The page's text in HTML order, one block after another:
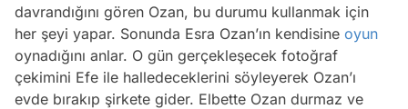
davrandığını gören Ozan, bu durumu kullanmak için
her şeyi yapar. Sonunda Esra Ozan’ın kendisine oyun
oynadığını anlar. O gün gerçekleşecek fotoğraf
çekimini Efe ile halledeceklerini söyleyerek Ozan’ı
evde bırakıp şirkete gider. Elbette Ozan durmaz ve